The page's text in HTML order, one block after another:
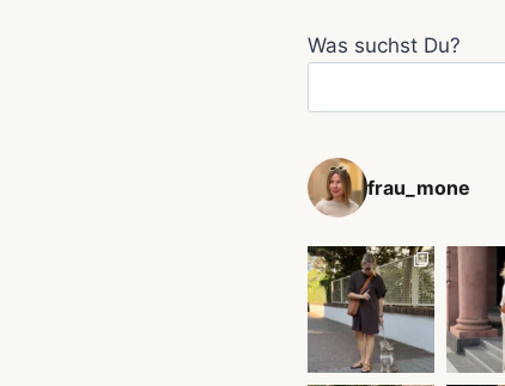
Was suchst Du?
frau_mone